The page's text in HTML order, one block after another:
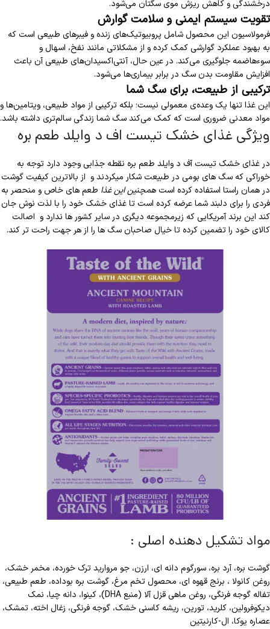
درخشندگی و کاهش ریزش موی سگتان می‌شود.
تقویت سیستم ایمنی و سلامت گوارش
فرمولاسیون این محصول شامل پروبیوتیک‌های زنده و فیبرهای طبیعی است که
به بهبود عملکرد گوارشی کمک کرده و از مشکلاتی مانند نفخ، اسهال و
سوءهاضمه جلوگیری می‌کند. در عین حال، آنتی‌اکسیدان‌های طبیعی آن باعث
افزایش مقاومت بدن سگ در برابر بیماری‌ها می‌شود.
ترکیبی از طبیعت، برای سگ شما
این غذا تنها یک وعده‌ی معمولی نیست؛ بلکه ترکیبی از مواد طبیعی، ویتامین‌ها و
مواد معدنی ضروری است که کمک می‌کند سگ شما زندگی سالم‌تری داشته باشد.
ویژگی غذای خشک تیست اف د وایلد طعم بره
در غذای خشک تیست آف د وایلد طعم بره نقطه جذابی وجود دارد توجه به
خوراکی که سگ های بومی در طبیعت شکار میکردند و از بالاترین کیفیت گوشت
در همان راستا استفاده کرده است همچنین این غذا طعم های خاص و منحصر به
فردی را برای دلبند شما عرضه کرده است تا غذای خشک خود را با لذت نوش جان
کند این برند آمریکایی که زیرمجموعه دیگری در سایر کشور ها ندارد و اصالت
کالای خود را تضمین کرده تا خیال صاحبان سگ ها را از هر جهت راحت تر کند.
مواد تشکیل دهنده اصلی :
گوشت بره، آرد بره، سورگوم دانه ای، ارزن، جو مروارید ترک خورده، مخمر خشک،
روغن کانولا ، برنج قهوه ای، محصول تخم مرغ، گوشت بره بوداده، طعم طبیعی،
تفاله گوجه فرنگی، روغن ماهی قزل آلا (منبع DHA)، کینوا، دانه چیا، نمک
دیکوفرولین، کلرید، تورین، ریشه کاسنی خشک، گوجه فرنگی، زغال اخته، تمشک،
عصاره یوکا، ال-کارنیتین